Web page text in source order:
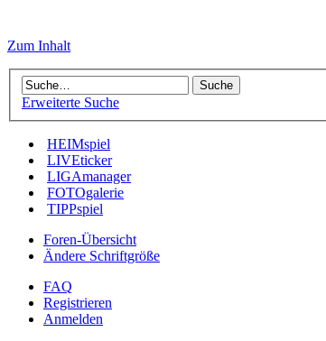
Zum Inhalt
Erweiterte Suche
HEIMspiel
LIVEticker
LIGAmanager
FOTOgalerie
TIPPspiel
Foren-Übersicht
Ändere Schriftgröße
FAQ
Registrieren
Anmelden